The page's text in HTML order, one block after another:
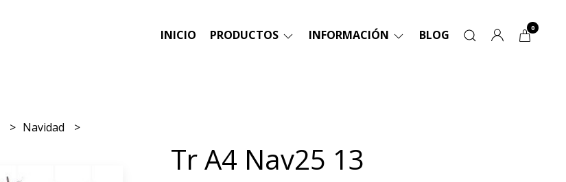
INICIO PRODUCTOS INFORMACIÓN BLOG 0
Navidad
Tr A4 Nav25 13